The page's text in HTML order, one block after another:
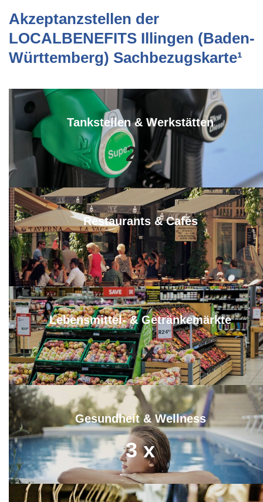
Akzeptanzstellen der
LOCALBENEFITS Illingen (Baden-
Württemberg) Sachbezugskarte¹
Tankstellen & Werkstätten
2 x
Restaurants & Cafés
4 x
Lebensmittel- & Getränkemärkte
4 x
Gesundheit & Wellness
3 x